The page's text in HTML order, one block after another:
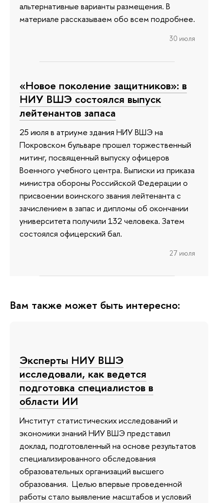
альтернативные варианты размещения. В
материале рассказываем обо всем подробнее.
30 июля
«Новое поколение защитников»: в
НИУ ВШЭ состоялся выпуск
лейтенантов запаса
25 июля в атриуме здания НИУ ВШЭ на
Покровском бульваре прошел торжественный
митинг, посвященный выпуску офицеров
Военного учебного центра. Выписки из приказа
министра обороны Российской Федерации о
присвоении воинского звания лейтенанта с
зачислением в запас и дипломы об окончании
университета получили 132 человека. Затем
состоялся офицерский бал.
27 июля
Вам также может быть интересно:
Эксперты НИУ ВШЭ
исследовали, как ведется
подготовка специалистов в
области ИИ
Институт статистических исследований и
экономики знаний НИУ ВШЭ представил
доклад, подготовленный на основе результатов
специализированного обследования
образовательных организаций высшего
образования. Целью впервые проведенной
работы стало выявление масштабов и условий